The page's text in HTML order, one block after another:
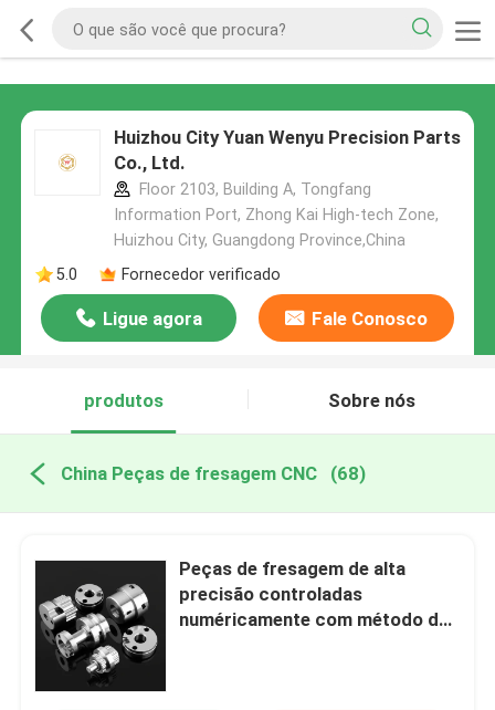
Huizhou City Yuan Wenyu Precision Parts
Co., Ltd.
Floor 2103, Building A, Tongfang
Information Port, Zhong Kai High-tech Zone,
Huizhou City, Guangdong Province,China
5.0
Fornecedor verificado
Ligue agora Fale Conosco
produtos Sobre nós
China Peças de fresagem CNC (68)
Peças de fresagem de alta
precisão controladas
numéricamente com método de